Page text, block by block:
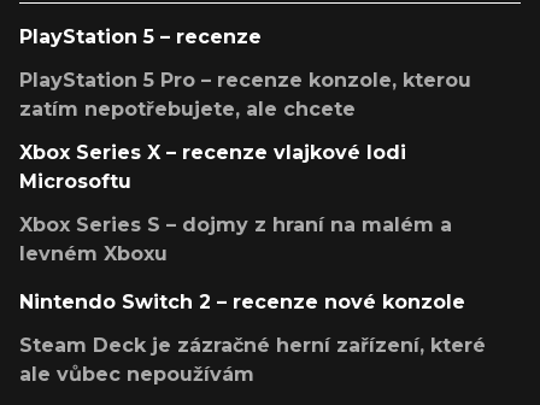
PlayStation 5 – recenze
PlayStation 5 Pro – recenze konzole, kterou
zatím nepotřebujete, ale chcete
Xbox Series X – recenze vlajkové lodi
Microsoftu
Xbox Series S – dojmy z hraní na malém a
levném Xboxu
Nintendo Switch 2 – recenze nové konzole
Steam Deck je zázračné herní zařízení, které
ale vůbec nepoužívám